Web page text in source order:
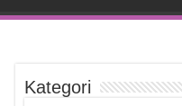
Kategori